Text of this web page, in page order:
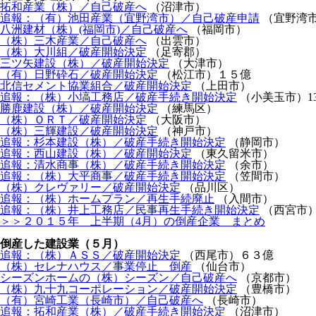
拓和産業（株）／自己破産へ （沼津市）
追報：（有）池田産業（宜野湾市）／自己破産申請 （宜野湾
八洲建材（株）(福岡市)／自己破産へ （福岡市）
（株）三木産業／自己破産へ （出雲市）
（株）大川組／破産開始決定 （足寄郡）
三ツ矢建設（株）／破産開始決定 （大津市）
（有）日野砕石／破産開始決定 （松江市）１５億
北信セメント協業組合／破産開始決定 （上田市）
追報：（株）小塙工務店／破産手続き開始決定 （小美玉市）
勝鹿建設（株）／破産開始決定 （練馬区）
（株）ＯＲＴ／破産開始決定 （大阪市）
（株）三輝建設／破産開始決定 （神戸市）
追報：杉本建設（株）／破産手続き開始決定 （静岡市）
追報：西山建設（株）／破産開始決定 （東久留米市）
追報：清水商事（株）／破産手続き開始決定 （余市）
追報：（株）大平商事／破産手続き開始決定 （笠間市）
（株）クレヴァリー／破産開始決定 （品川区）
追報：（株）ホームプラン／再生手続廃止
（入間市）
追報：（株）井上工務店／民事再生手続き開始決定 （西宮市）
＞＞２０１５年 上半期（4月）の倒産企業 まとめ
倒産した建設業（５月）
追報：（株）ＡＳＳ／破産開始決定 （西尾市）６３億
（株）セレナハウス／事業停止 倒産 （仙台市）
シーズンホームの（株）シーズン／自己破産へ （京都市）
（株）九十九コーポレーション／破産開始決定 （豊橋市）
（有）宮崎工業（長崎市）／自己破産へ （長崎市）
追報：拓和産業（株）／破産手続き開始決定 （沼津市）